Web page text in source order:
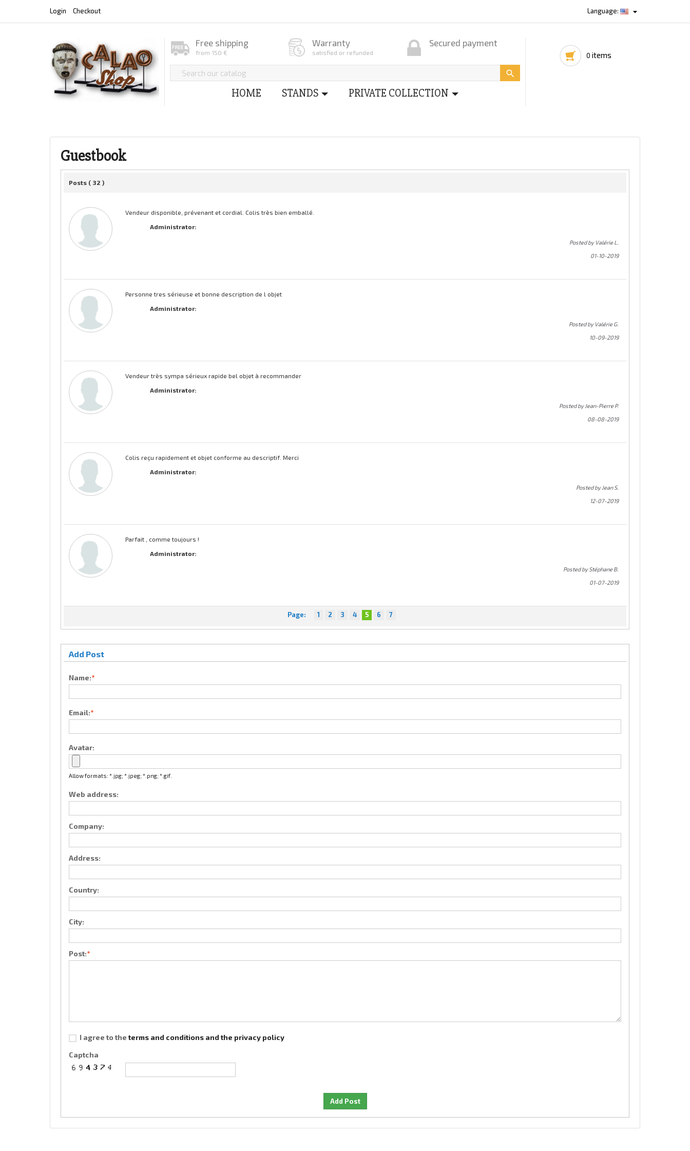
Language: 
Login Checkout
Free shipping
from 150 €
Warranty
satisfied or refunded
Secured payment

HOME STANDS PRIVATE COLLECTION
0 items
Guestbook
Posts ( 32 )
Vendeur disponible, prévenant et cordial. Colis très bien emballé.
Administrator:
Posted by Valérie L.
01-10-2019
Personne tres sérieuse et bonne description de l objet
Administrator:
Posted by Valérie G.
10-09-2019
Vendeur très sympa sérieux rapide bel objet à recommander
Administrator:
Posted by Jean-Pierre P.
08-08-2019
Colis reçu rapidement et objet conforme au descriptif. Merci
Administrator:
Posted by Jean S.
12-07-2019
Parfait , comme toujours !
Administrator:
Posted by Stéphane B.
01-07-2019
Page: 1 2 3 4 5 6 7
Add Post
Name:*
Email:*
Avatar:
Allow formats: *.jpg; *.jpeg; *.png; *.gif.
Web address:
Company:
Address:
Country:
City:
Post:*
I agree to theterms and conditions and the privacy policy
Captcha